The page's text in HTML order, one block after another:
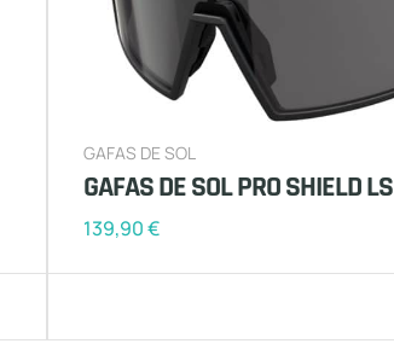
GAFAS DE SOL
GAFAS DE SOL PRO SHIELD LS
139,90€